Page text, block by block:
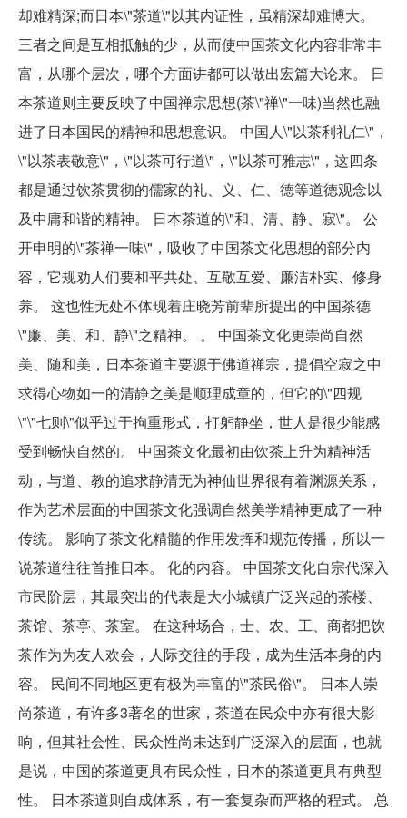
却难精深;而日本\"茶道\"以其内证性，虽精深却难博大。
三者之间是互相抵触的少，从而使中国茶文化内容非常丰
富，从哪个层次，哪个方面讲都可以做出宏篇大论来。 日
本茶道则主要反映了中国禅宗思想(茶\"禅\"一味)当然也融
进了日本国民的精神和思想意识。 中国人\"以茶利礼仁\"，
\"以茶表敬意\"，\"以茶可行道\"，\"以茶可雅志\"，这四条
都是通过饮茶贯彻的儒家的礼、义、仁、德等道德观念以
及中庸和谐的精神。 日本茶道的\"和、清、静、寂\"。 公
开申明的\"茶禅一味\"，吸收了中国茶文化思想的部分内
容，它规劝人们要和平共处、互敬互爱、廉洁朴实、修身
养。 这也性无处不体现着庄晓芳前辈所提出的中国茶德
\"廉、美、和、静\"之精神。 。 中国茶文化更崇尚自然
美、随和美，日本茶道主要源于佛道禅宗，提倡空寂之中
求得心物如一的清静之美是顺理成章的，但它的\"四规
\"\"七则\"似乎过于拘重形式，打躬静坐，世人是很少能感
受到畅快自然的。 中国茶文化最初由饮茶上升为精神活
动，与道、教的追求静清无为神仙世界很有着渊源关系，
作为艺术层面的中国茶文化强调自然美学精神更成了一种
传统。 影响了茶文化精髓的作用发挥和规范传播，所以一
说茶道往往首推日本。 化的内容。 中国茶文化自宗代深入
市民阶层，其最突出的代表是大小城镇广泛兴起的茶楼、
茶馆、茶亭、茶室。 在这种场合，士、农、工、商都把饮
茶作为为友人欢会，人际交往的手段，成为生活本身的内
容。 民间不同地区更有极为丰富的\"茶民俗\"。 日本人崇
尚茶道，有许多3著名的世家，茶道在民众中亦有很大影
响，但其社会性、民众性尚未达到广泛深入的层面，也就
是说，中国的茶道更具有民众性，日本的茶道更具有典型
性。 日本茶道则自成体系，有一套复杂而严格的程式。 总